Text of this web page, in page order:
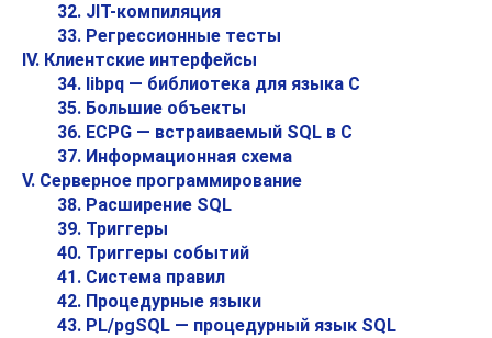
32. JIT-компиляция
33. Регрессионные тесты
IV. Клиентские интерфейсы
34. libpq — библиотека для языка C
35. Большие объекты
36. ECPG — встраиваемый SQL в C
37. Информационная схема
V. Серверное программирование
38. Расширение SQL
39. Триггеры
40. Триггеры событий
41. Система правил
42. Процедурные языки
43. PL/pgSQL — процедурный язык SQL